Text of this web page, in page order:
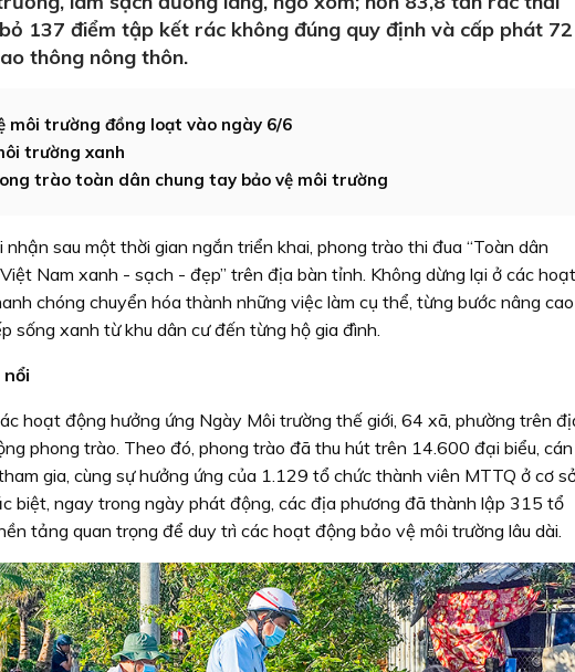
137 điểm tập kết rác không đúng quy định và cấp phát 72
thông nông thôn.
môi trường đồng loạt vào ngày 6/6
trường xanh
trào toàn dân chung tay bảo vệ môi trường
sau một thời gian ngắn triển khai, phong trào thi đua “Toàn dân
Nam xanh - sạch - đẹp” trên địa bàn tỉnh. Không dừng lại ở các hoạt
chóng chuyển hóa thành những việc làm cụ thể, từng bước nâng
sống xanh từ khu dân cư đến từng hộ gia đình.
hoạt động hưởng ứng Ngày Môi trường thế giới, 64 xã, phường trên
phong trào. Theo đó, phong trào đã thu hút trên 14.600 đại biểu, cán
gia, cùng sự hưởng ứng của 1.129 tổ chức thành viên MTTQ ở cơ
biệt, ngay trong ngày phát động, các địa phương đã thành lập 315 tổ
tảng quan trọng để duy trì các hoạt động bảo vệ môi trường lâu dài.